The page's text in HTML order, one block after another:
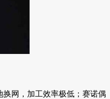
网，加工效率极低；赛诺偶